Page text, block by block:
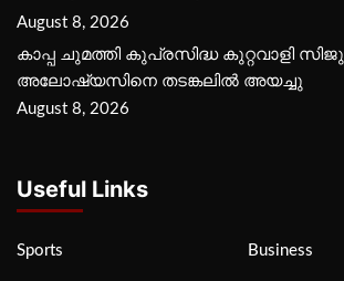
August 8, 2026
കാപ്പ ചുമത്തി കുപ്രസിദ്ധ കുറ്റവാളി സിജു
അലോഷ്യസിനെ തടങ്കലിൽ അയച്ചു
August 8, 2026
Useful Links
Sports Business